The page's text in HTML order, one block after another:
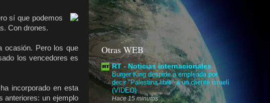
sí que podemos
Con drones.
ocasión. Pero los que
los vencedores es
incorporado en esta
anteriores: un ejemplo
Otras WEB
RT - Noticias internacionales
Burger King despide a empleada por
decir "Palestina libre" a un cliente israelí
(VIDEO)
Hace 15 minutos